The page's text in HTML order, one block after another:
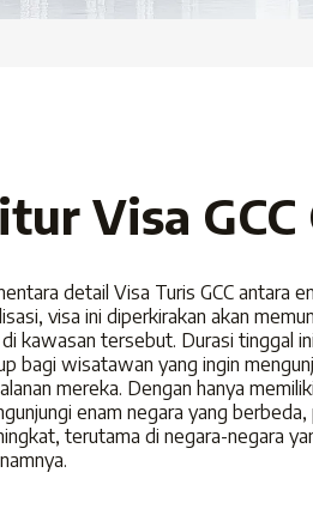
Visa
detail Visa Turis GCC antara
visa ini diperkirakan akan
di kawasan tersebut. Durasi tinggal
bagi wisatawan yang ingin
mereka. Dengan hanya
enam negara yang
terutama di negara-negara